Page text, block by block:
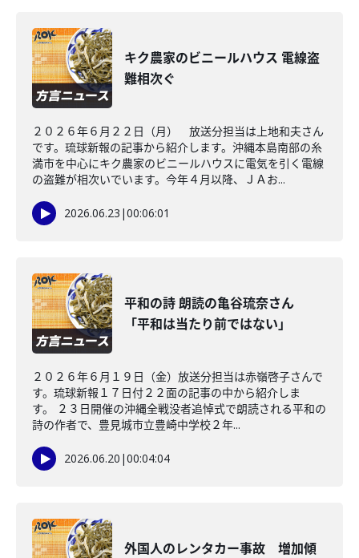
キク農家のビニールハウス 電線盗
難相次ぐ
２０２６年６月２２日（月） 放送分担当は上地和夫さん
です。琉球新報の記事から紹介します。沖縄本島南部の糸
満市を中心にキク農家のビニールハウスに電気を引く電線
の盗難が相次いでいます。今年４月以降、ＪＡお...
2026.06.23 |00:06:01
平和の詩 朗読の亀谷琉奈さん
「平和は当たり前ではない」
２０２６年６月１９日（金）放送分担当は赤嶺啓子さんで
す。琉球新報１７日付２２面の記事の中から紹介しま
す。 ２３日開催の沖縄全戦没者追悼式で朗読される平和の
詩の作者で、豊見城市立豊崎中学校２年...
2026.06.20 |00:04:04
外国人のレンタカー事故 増加傾